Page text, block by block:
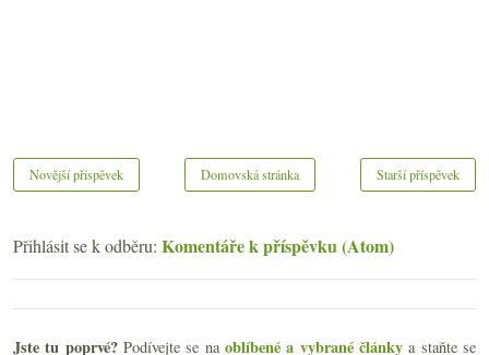
Novější příspěvek Starší příspěvek
Domovská stránka
Přihlásit se k odběru: Komentáře k příspěvku (Atom)
Jste tu poprvé?Podívejte se naoblíbené a vybrané články a staňte se